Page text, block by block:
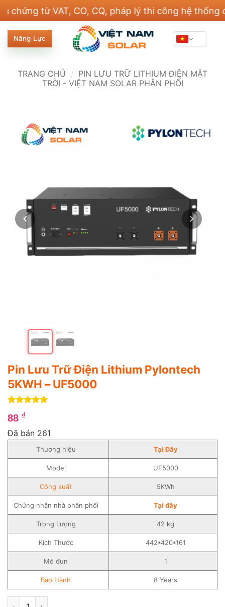
nội
dung
từ VAT, CO, CQ, pháp lý thi công hệ thống điện
Năng Lực
TRANG CHỦ / PIN LƯU TRỮ LITHIUM ĐIỆN MẶT
TRỜI - VIỆT NAM SOLAR PHÂN PHỐI
Pin Lưu Trữ Điện Lithium Pylontech
5KWH – UF5000
trên 5
dựa trên
88 ₫
Đã bán 261
Thương hiệu Tại Đây
Model UF5000
Công suất 5KWh
Chứng nhận nhà phân phối Tại đây
Trọng Lượng 42 kg
Kích Thước 442*420*161
Mô đun 1
Bảo Hành 8 Years
Pin Lưu Trữ Điện Lithium Pylontech 5KWH - UF5000 số lượng